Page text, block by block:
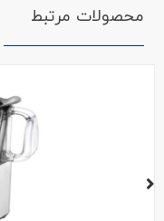
محصولات مرتبط